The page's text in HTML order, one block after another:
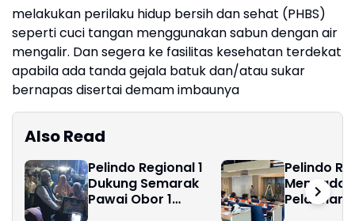
melakukan perilaku hidup bersih dan sehat (PHBS)
seperti cuci tangan menggunakan sabun dengan air
mengalir. Dan segera ke fasilitas kesehatan terdekat
apabila ada tanda gejala batuk dan/atau sukar
bernapas disertai demam imbaunya
Also Read
Pelindo Regional 1
Dukung Semarak
Pawai Obor 1
Pelindo
Pelatihan